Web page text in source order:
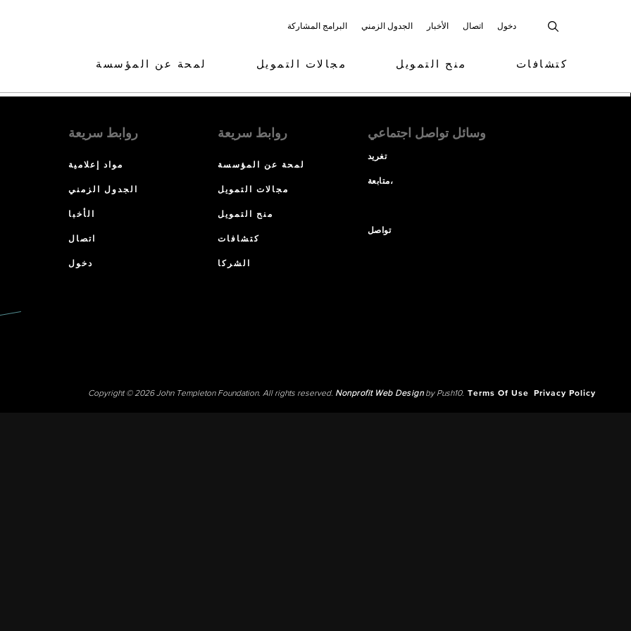
البرامج المشاركة الجدول الزمني الأخبار اتصال دخول
لمحة عن المؤسسة مجالات التمويل منح التمويل كتشافات
روابط سريعة
مواد إعلامية
الجدول الزمني
الأخبا
اتصال
دخول
روابط سريعة
لمحة عن المؤسسة
مجالات التمويل
منح التمويل
كتشافات
الشركا
وسائل تواصل اجتماعي
تغريد
متابعة،
تواصل
Copyright © 2026 John Templeton Foundation. All rights reserved. Nonprofit Web Designby Push10. Terms Of Use Privacy Policy